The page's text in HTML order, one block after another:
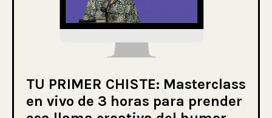
TU PRIMER CHISTE: Masterclass
en vivo de 3 horas para prender